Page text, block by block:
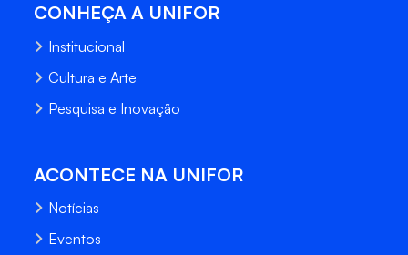
CONHEÇA A UNIFOR
Institucional
Cultura e Arte
Pesquisa e Inovação
ACONTECE NA UNIFOR
Notícias
Eventos